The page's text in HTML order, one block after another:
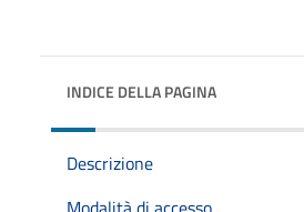
INDICE DELLA PAGINA
Descrizione